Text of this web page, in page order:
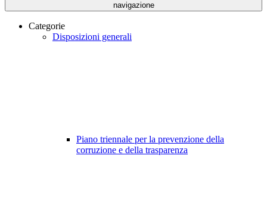
navigazione
Categorie
Disposizioni generali
Piano triennale per la prevenzione della
corruzione e della trasparenza